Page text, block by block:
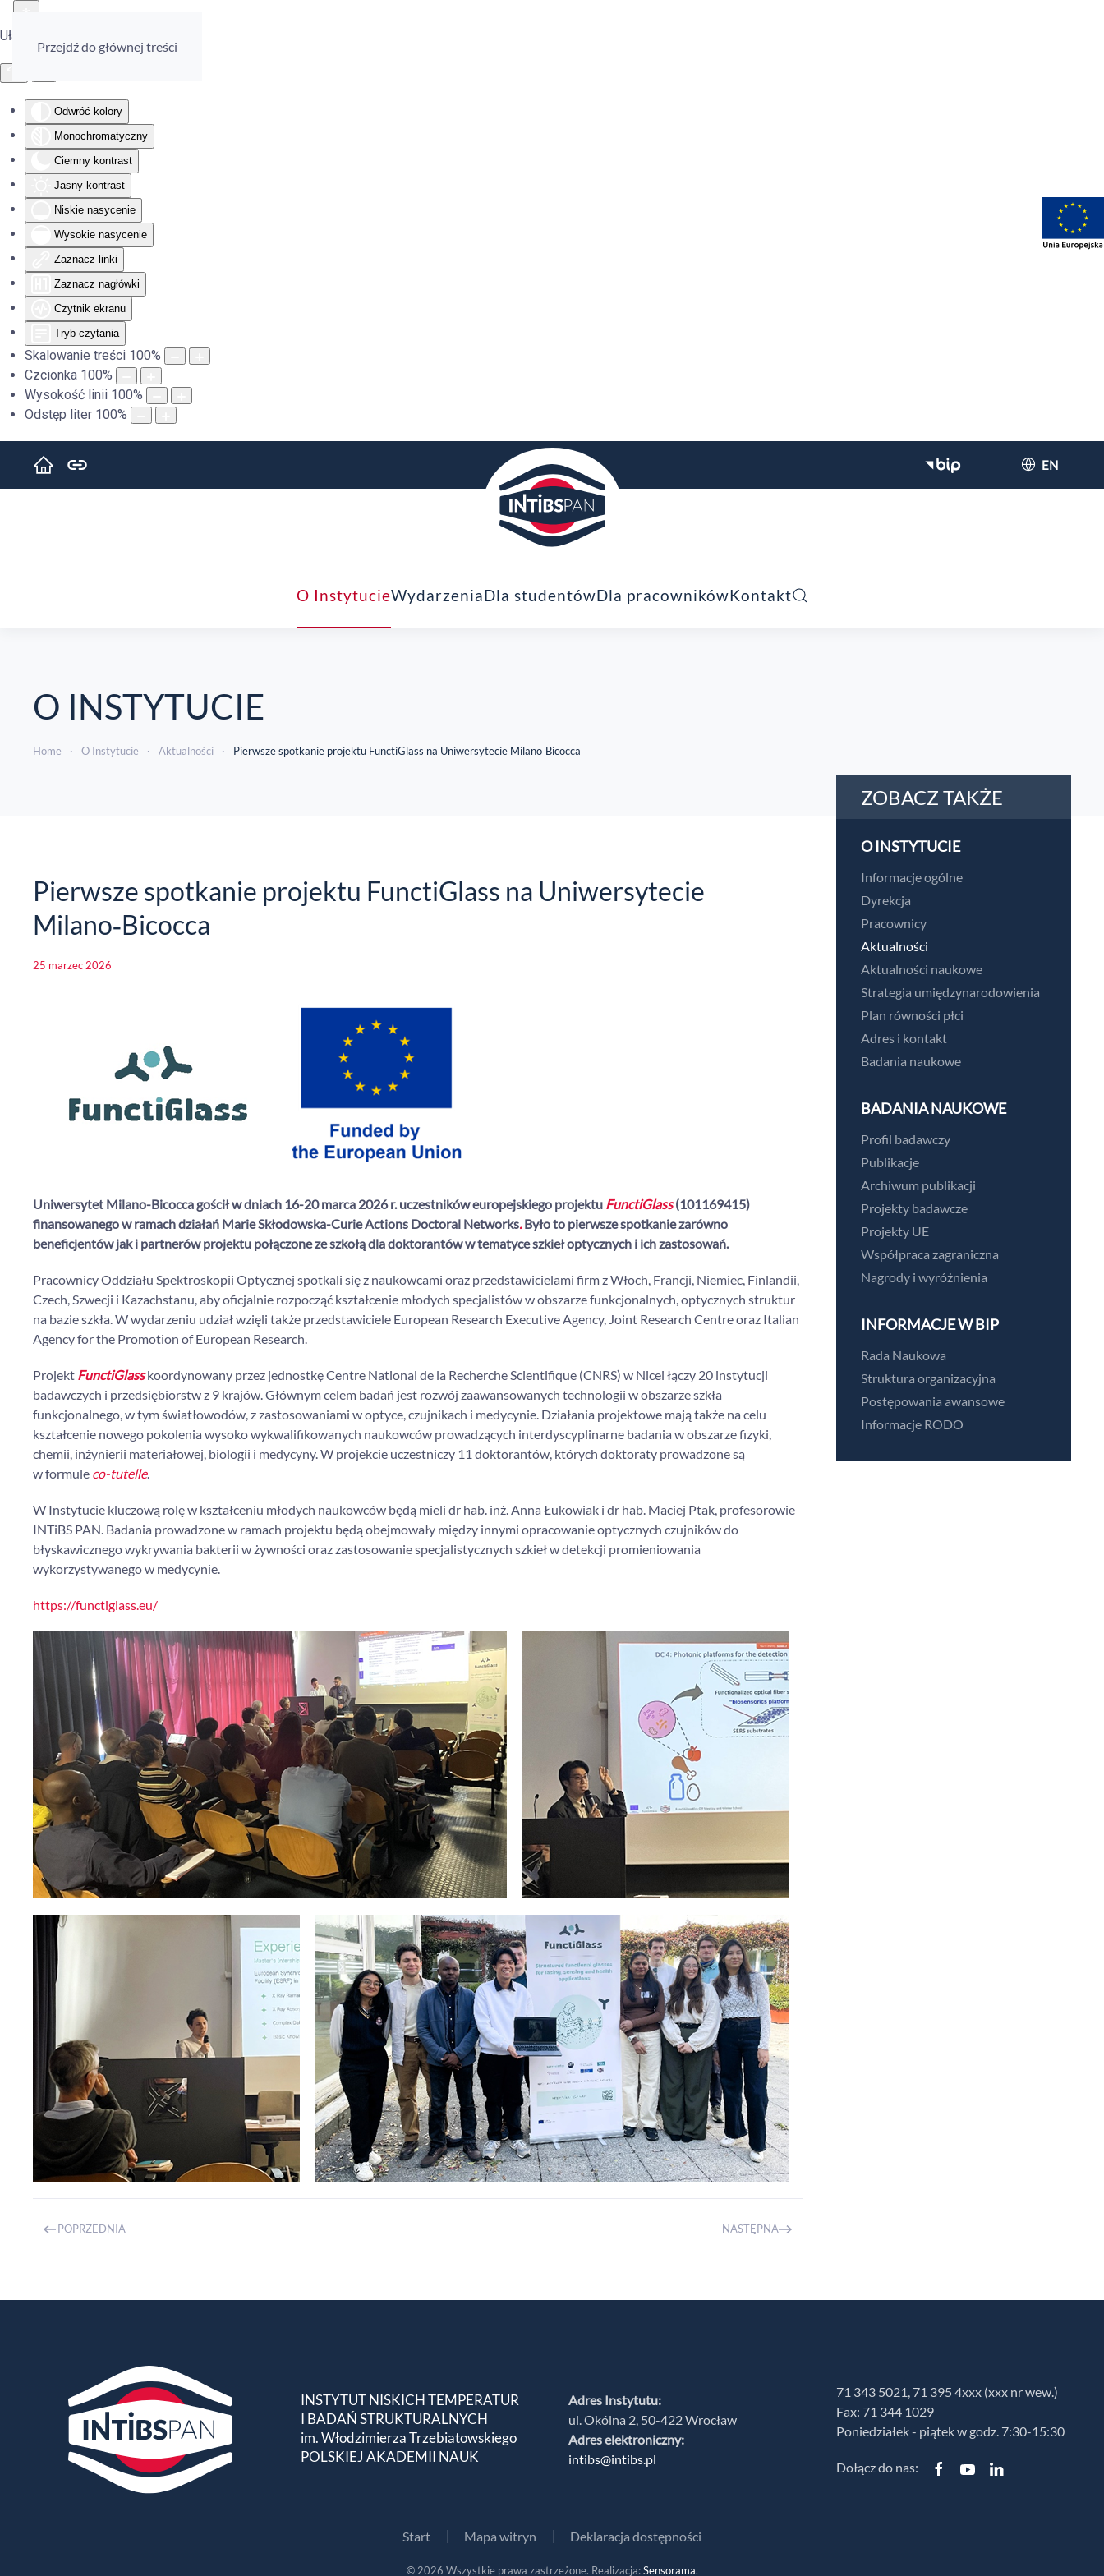
Ułatwienia dostępu
Odwróć kolory
Monochromatyczny
Ciemny kontrast
Jasny kontrast
Niskie nasycenie
Wysokie nasycenie
Zaznacz linki
Zaznacz nagłówki
Czytnik ekranu
Tryb czytania
Skalowanie treści 100%
Czcionka 100%
Wysokość linii 100%
Odstęp liter 100%
Przejdź do głównej treści
EN
O InstytucieWydarzeniaDla studentówDla pracownikówKontakt
O INSTYTUCIE
Home O Instytucie Aktualności Pierwsze spotkanie projektu FunctiGlass na Uniwersytecie Milano‑Bicocca
Pierwsze spotkanie projektu FunctiGlass na Uniwersytecie
Milano‑Bicocca
25 marzec 2026
Uniwersytet Milano-Bicocca gościł w dniach 16-20 marca 2026 r. uczestników europejskiego projektu FunctiGlass(101169415)
finansowanego w ramach działań Marie Skłodowska-Curie Actions Doctoral Networks.Było to pierwsze spotkanie zarówno
beneficjentów jak i partnerów projektu połączone ze szkołą dla doktorantów w tematyce szkieł optycznych i ich zastosowań.
Pracownicy Oddziału Spektroskopii Optycznej spotkali się z naukowcami oraz przedstawicielami firm z Włoch, Francji, Niemiec, Finlandii,
Czech, Szwecji i Kazachstanu, aby oficjalnie rozpocząć kształcenie młodych specjalistów w obszarze funkcjonalnych, optycznych struktur
na bazie szkła.W wydarzeniu udział wzięli także przedstawiciele European Research Executive Agency, Joint Research Centre oraz Italian
Agency for the Promotion of European Research.
Projekt FunctiGlasskoordynowany przez jednostkę Centre National de la Recherche Scientifique (CNRS) w Nicei łączy 20 instytucji
badawczych i przedsiębiorstw z 9 krajów. Głównym celem badań jest rozwój zaawansowanych technologii w obszarze szkła
funkcjonalnego, w tym światłowodów, z zastosowaniami w optyce, czujnikach i medycynie. Działania projektowe mają także na celu
kształcenie nowego pokolenia wysoko wykwalifikowanych naukowców prowadzących interdyscyplinarne badania w obszarze fizyki,
chemii, inżynierii materiałowej, biologii i medycyny. W projekcie uczestniczy 11 doktorantów, których doktoraty prowadzone są
w formule co-tutelle.
W Instytucie kluczową rolę w kształceniu młodych naukowców będą mieli dr hab. inż. Anna Łukowiak i dr hab. Maciej Ptak, profesorowie
INTiBS PAN. Badania prowadzone w ramach projektu będą obejmowały między innymi opracowanie optycznych czujników do
błyskawicznego wykrywania bakterii w żywności oraz zastosowanie specjalistycznych szkieł w detekcji promieniowania
wykorzystywanego w medycynie.
https://functiglass.eu/
POPRZEDNIA NASTĘPNA
ZOBACZ TAKŻE
O INSTYTUCIE
Informacje ogólne
Dyrekcja
Pracownicy
Aktualności
Aktualności naukowe
Strategia umiędzynarodowienia
Plan równości płci
Adres i kontakt
Badania naukowe
BADANIA NAUKOWE
Profil badawczy
Publikacje
Archiwum publikacji
Projekty badawcze
Projekty UE
Współpraca zagraniczna
Nagrody i wyróżnienia
INFORMACJE W BIP
Rada Naukowa
Struktura organizacyjna
Postępowania awansowe
Informacje RODO
INSTYTUT NISKICH TEMPERATUR
I BADAŃ STRUKTURALNYCH
im. Włodzimierza Trzebiatowskiego
POLSKIEJ AKADEMII NAUK
Adres Instytutu:
ul. Okólna 2, 50-422 Wrocław
Adres elektroniczny:
intibs@intibs.pl
71 343 5021, 71 395 4xxx (xxx nr wew.)
Fax: 71 344 1029
Poniedziałek - piątek w godz. 7:30-15:30
Dołącz do nas:
Start Mapa witryn Deklaracja dostępności
©2026 Wszystkie prawa zastrzeżone. Realizacja:Sensorama.